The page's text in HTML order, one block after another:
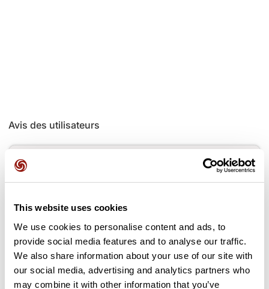
This website uses cookies
We use cookies to personalise content and ads, to
provide social media features and to analyse our traffic.
We also share information about your use of our site with
our social media, advertising and analytics partners who
may combine it with other information that you’ve
Avis des utilisateurs
Soyez le premier à ajouter un avis !
Ajouter un avis
Cols le long du parcours